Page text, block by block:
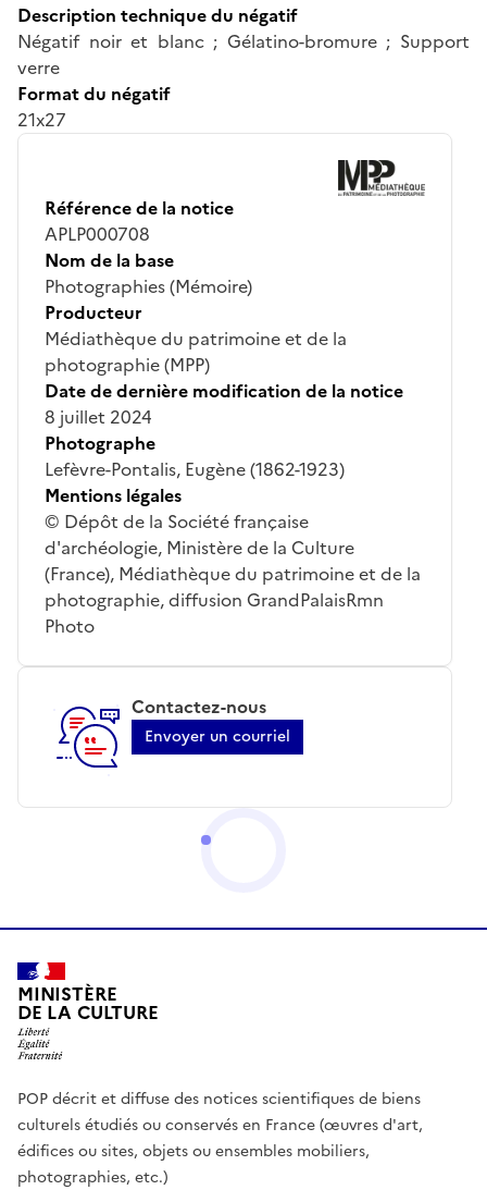
Description technique du négatif
Négatif noir et blanc ; Gélatino-bromure ; Support
verre
Format du négatif
21x27
Référence de la notice
APLP000708
Nom de la base
Photographies (Mémoire)
Producteur
Médiathèque du patrimoine et de la
photographie (MPP)
Date de dernière modification de la notice
8 juillet 2024
Photographe
Lefèvre-Pontalis, Eugène (1862-1923)
Mentions légales
© Dépôt de la Société française
d'archéologie, Ministère de la Culture
(France), Médiathèque du patrimoine et de la
photographie, diffusion GrandPalaisRmn
Photo
Contactez-nous
Envoyer un courriel
MINISTÈRE
DE LA CULTURE
POP décrit et diffuse des notices scientifiques de biens
culturels étudiés ou conservés en France (œuvres d'art,
édifices ou sites, objets ou ensembles mobiliers,
photographies, etc.)